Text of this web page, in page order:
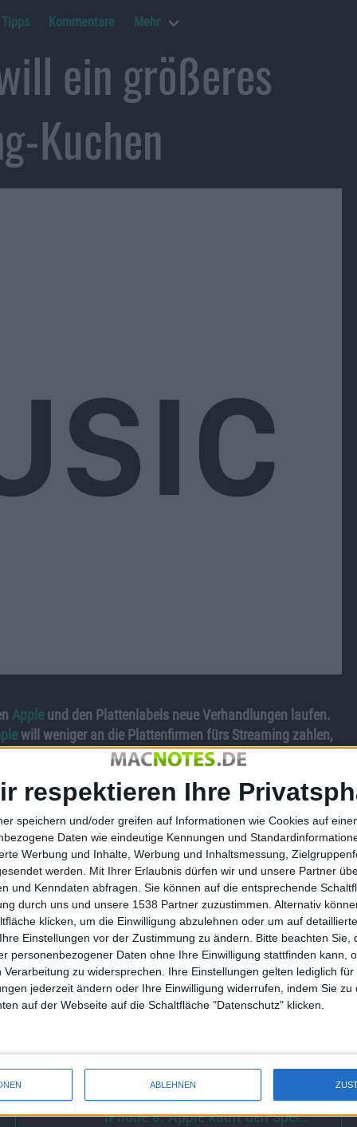
respektieren Ihre
speichern und/oder greifen auf Informationen wie Cookies auf
Daten wie eindeutige Kennungen und
Werbung und Inhalte, Werbung und Inhaltsmessung,
werden.
Mit Ihrer Erlaubnis dürfen wir und unsere Partner
und Kenndaten abfragen. Sie können auf die entsprechende
durch uns und unsere 1538 Partner zuzustimmen. Alternativ
klicken, um die Einwilligung abzulehnen oder um auf
Einstellungen vor der Zustimmung zu ändern.
Bitte beachten Sie,
personenbezogener Daten ohne Ihre Einwilligung stattfinden kann,
Verarbeitung zu widersprechen. Ihre Einstellungen gelten lediglich
jederzeit ändern oder Ihre Einwilligung widerrufen, indem Sie zu
auf der Webseite auf die Schaltfläche "Datenschutz" klicken.
ABLEHNEN
Tipps Kommentare Mehr
ein größeres
Kuchen
Apple und den Plattenlabels neue Verhandlungen laufen.
will weniger an die Plattenfirmen fürs Streaming zahlen,
die Vertragsbedingungen fürApple Musicneu
die Ende Juni 2015 zusammen mit dem Start von Apple
keine Einigung erreicht wird – könnten die
Quellen Bloombergs.
an den Gebühren für die Musik-Labels gesenkt wird.
auf 52 Prozent gesenkt hat, sind die Quellen guter Dinge,
weniger zu kassieren.
wollen eine Zusage von Apple, weiterhin iTunes zu
viel Musik gekauft und das soll nach dem
von Apple im Gegenzug, dass die Möglichkeit des Kaufs
iPhone 8: Apple kauft den Spei…